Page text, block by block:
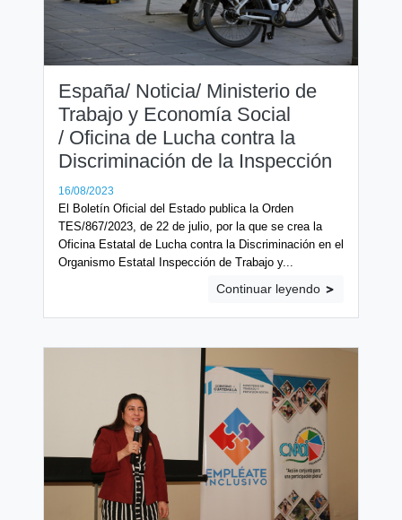
España/ Noticia/ Ministerio de
Trabajo y Economía Social
/ Oficina de Lucha contra la
Discriminación de la Inspección
16/08/2023
El Boletín Oficial del Estado publica la Orden
TES/867/2023, de 22 de julio, por la que se crea la
Oficina Estatal de Lucha contra la Discriminación en el
Organismo Estatal Inspección de Trabajo y...
Continuar leyendo